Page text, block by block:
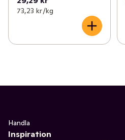
73,23 kr /kg
Handla
Inspiration